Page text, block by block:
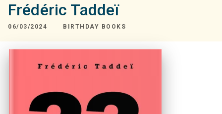
Frédéric Taddeï
06/03/2024 BIRTHDAY BOOKS